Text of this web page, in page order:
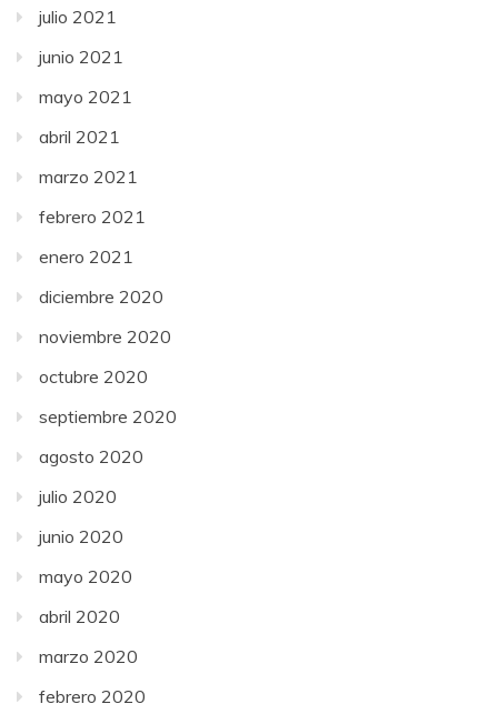
julio 2021
junio 2021
mayo 2021
abril 2021
marzo 2021
febrero 2021
enero 2021
diciembre 2020
noviembre 2020
octubre 2020
septiembre 2020
agosto 2020
julio 2020
junio 2020
mayo 2020
abril 2020
marzo 2020
febrero 2020